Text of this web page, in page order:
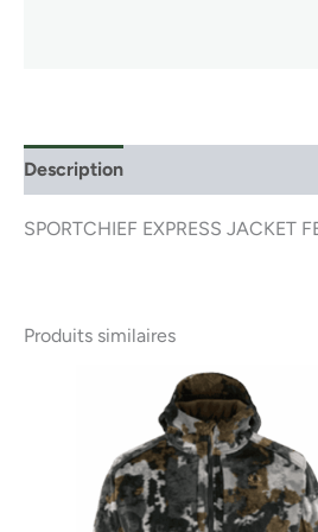
Description
SPORTCHIEF EXPRESS JACKET
Produits similaires
a